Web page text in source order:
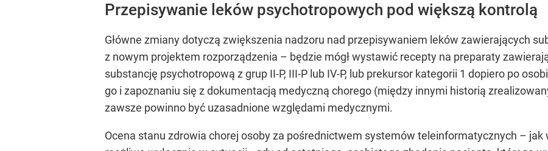
Przepisywanie leków psychotropowych pod większą kontrolą
Główne zmiany dotyczą zwiększenia nadzoru nad przepisywaniem leków zawierających
z nowym projektem rozporządzenia – będzie mógł wystawić recepty na preparaty
substancję psychotropową z grup II-P, III-P lub IV-P, lub prekursor kategorii 1 dopiero po
go i zapoznaniu się z dokumentacją medyczną chorego (między innymi historią
zawsze powinno być uzasadnione względami medycznymi.
Ocena stanu zdrowia chorej osoby za pośrednictwem systemów teleinformatycznych –